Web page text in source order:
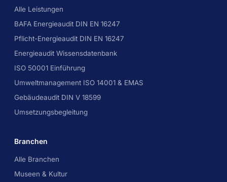
Alle Leistungen
BAFA Energieaudit DIN EN 16247
Pflicht-Energieaudit DIN EN 16247
Energieaudit Wissensdatenbank
ISO 50001 Einführung
Umweltmanagement ISO 14001 & EMAS
Gebäudeaudit DIN V 18599
Umsetzungsbegleitung
Branchen
Alle Branchen
Museen & Kultur